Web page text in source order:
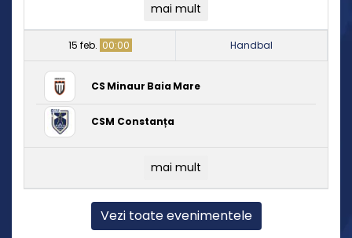
mai mult
15 feb. 00:00 Handbal
CS Minaur Baia Mare
CSM Constanța
mai mult
Vezi toate evenimentele